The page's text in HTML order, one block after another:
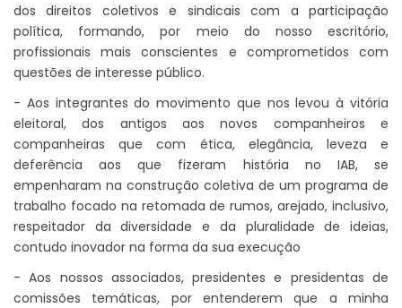
dos direitos coletivos e sindicais com a participação
política, formando, por meio do nosso escritório,
profissionais mais conscientes e comprometidos com
questões de interesse público.
- Aos integrantes do movimento que nos levou à vitória
eleitoral, dos antigos aos novos companheiros e
companheiras que com ética, elegância, leveza e
deferência aos que fizeram história no IAB, se
empenharam na construção coletiva de um programa de
trabalho focado na retomada de rumos, arejado, inclusivo,
respeitador da diversidade e da pluralidade de ideias,
contudo inovador na forma da sua execução
- Aos nossos associados, presidentes e presidentas de
comissões temáticas, por entenderem que a minha